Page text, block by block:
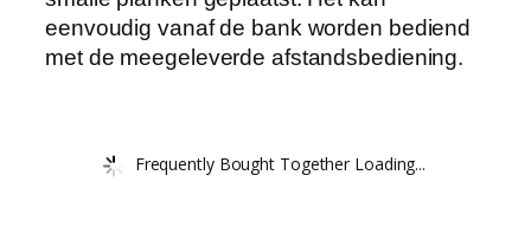
eenvoudig vanaf de bank worden bediend
met de meegeleverde afstandsbediening.
Frequently Bought Together Loading...